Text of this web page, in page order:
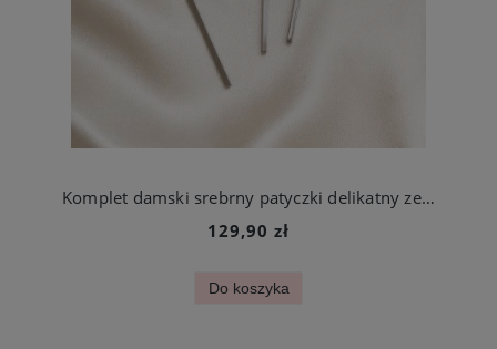
Komplet damski srebrny patyczki delikatny ze stali chirurgicznej
129,90 zł
Do koszyka